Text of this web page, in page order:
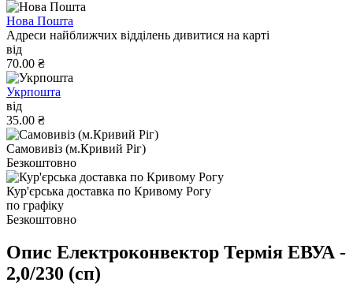
Нова Пошта
Адреси найближчих відділень дивитися на карті
від
70.00 ₴
Укрпошта
від
35.00 ₴
Самовивіз (м.Кривий Ріг)
Безкоштовно
Кур'єрська доставка по Кривому Рогу
по графіку
Безкоштовно
Опис Електроконвектор Термія ЕВУА -
2,0/230 (сп)